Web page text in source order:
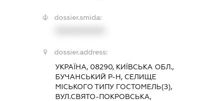
dossier.smida:
dossier.address:
УКРАЇНА, 08290, КИЇВСЬКА ОБЛ.,
БУЧАНСЬКИЙ Р-Н, СЕЛИЩЕ
МІСЬКОГО ТИПУ ГОСТОМЕЛЬ(З),
ВУЛ.СВЯТО-ПОКРОВСЬКА,